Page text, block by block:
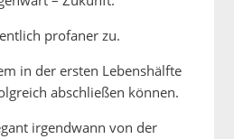
profaner zu.
in der ersten Lebenshälfte
abschließen können.
irgendwann von der